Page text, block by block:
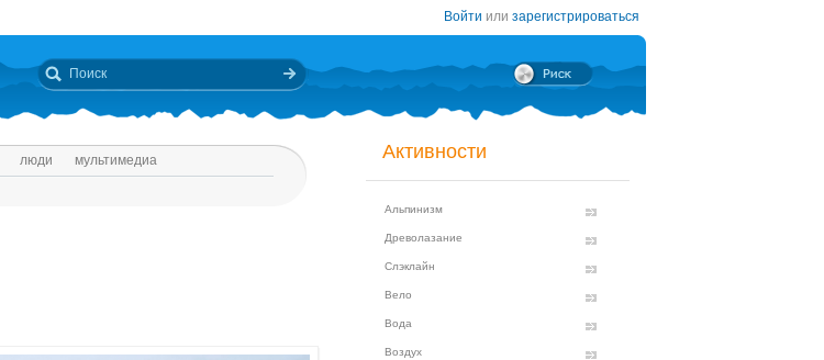
Войти или зарегистрироваться
люди мультимедиа Активности
Альпинизм
Древолазание
Слэклайн
Вело
Вода
Воздух